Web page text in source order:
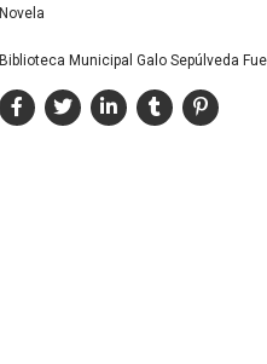
Novela
Biblioteca Municipal Galo Sepúlveda